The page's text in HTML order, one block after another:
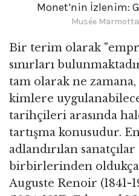
Monet’nin İzlenim:
Musée
Bir terim olarak
sınırları
tam olarak ne
kimlere
tarihçileri arasında
tartışma konusudur.
adlandırılan
birbirlerinden oldukça
Auguste Renoir (1841-